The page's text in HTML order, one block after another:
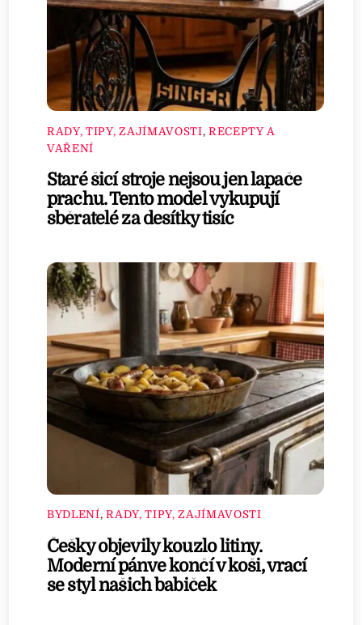
RADY, TIPY, ZAJÍMAVOSTI, RECEPTY A
VAŘENÍ
Staré šicí stroje nejsou jen lapače
prachu. Tento model vykupují
sběratelé za desítky tisíc
BYDLENÍ,RADY, TIPY, ZAJÍMAVOSTI
Češky objevily kouzlo litiny.
Moderní pánve končí v koši, vrací
se styl našich babiček